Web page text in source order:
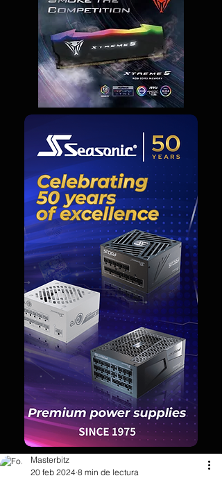
Masterbitz
20 feb 2024 8 min de lectura